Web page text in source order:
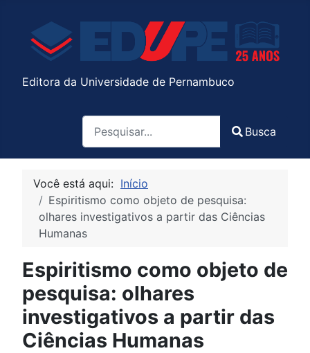
Editora da Universidade de Pernambuco
Busca
Você está aqui: Início
Espiritismo como objeto de pesquisa:
olhares investigativos a partir das Ciências
Humanas
Espiritismo como objeto de
pesquisa: olhares
investigativos a partir das
Ciências Humanas